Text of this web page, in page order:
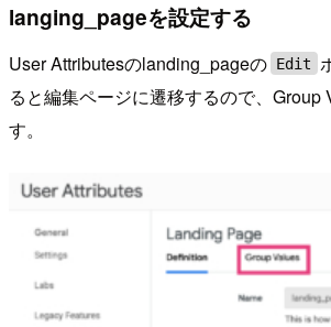
langing_pageを設定する
User Attributesのlanding_pageの Edit
ると編集ページに遷移するので、Group
す。